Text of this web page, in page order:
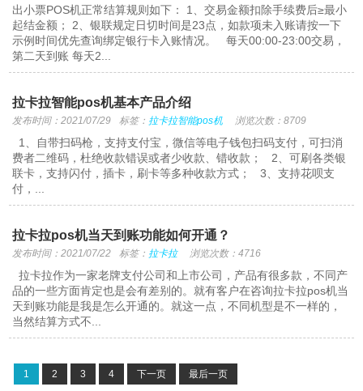
出小票POS机正常结算规则如下： 1、交易金额扣除手续费后≥最小
起结金额； 2、银联规定日切时间是23点，如款项未入账请按一下
示例时间优先查询绑定银行卡入账情况。 每天00:00-23:00交易，
第二天到账 每天2...
拉卡拉智能pos机基本产品介绍
发布时间：2021/07/29 标签： 拉卡拉智能pos机 浏览次数：8709
1、自带扫码枪，支持支付宝，微信等电子钱包扫码支付，可扫消
费者二维码，杜绝收款错误或者少收款、错收款； 2、可刷各类银
联卡，支持闪付，插卡，刷卡等多种收款方式； 3、支持花呗支
付，...
拉卡拉pos机当天到账功能如何开通？
发布时间：2021/07/22 标签： 拉卡拉 浏览次数：4716
拉卡拉作为一家老牌支付公司和上市公司，产品有很多款，不同产
品的一些方面肯定也是会有差别的。就有客户在咨询拉卡拉pos机当
天到账功能是我是怎么开通的。就这一点，不同机型是不一样的，
当然结算方式不...
1 2 3 4 下一页 最后一页